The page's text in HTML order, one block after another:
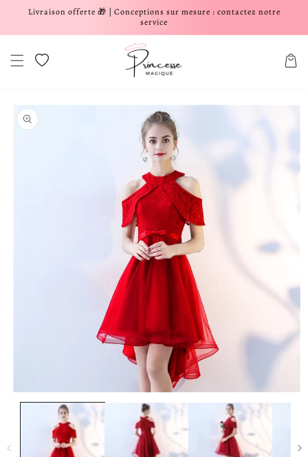
et passer au contenu
Livraison offerte 🎁 | Conceptions sur mesure : contactez notre
service
Liste de souhaits Panier
informations produits